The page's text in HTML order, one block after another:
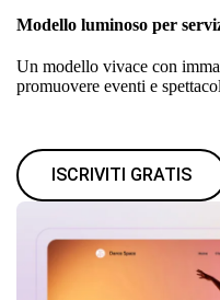
Modello luminoso per
Un modello vivace con
promuovere eventi e
ISCRIVITI GRATIS